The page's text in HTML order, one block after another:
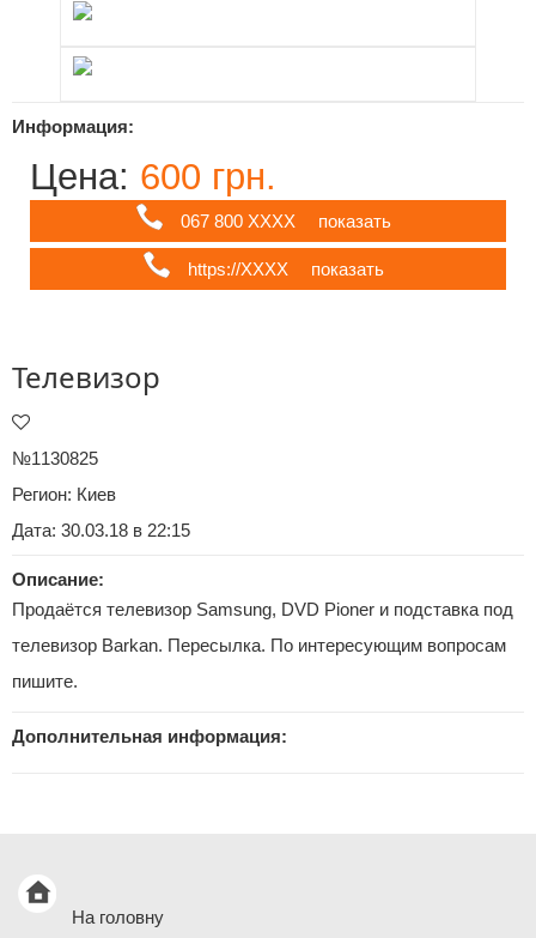
Информация:
Цена: 600 грн.
067 800 ХХХХ показать
https://ХХХХ показать
Телевизор
№1130825
Регион: Киев
Дата: 30.03.18 в 22:15
Описание:
Продаётся телевизор Samsung, DVD Pioner и подставка под
телевизор Barkan. Пересылка. По интересующим вопросам
пишите.
Дополнительная информация:
На головну